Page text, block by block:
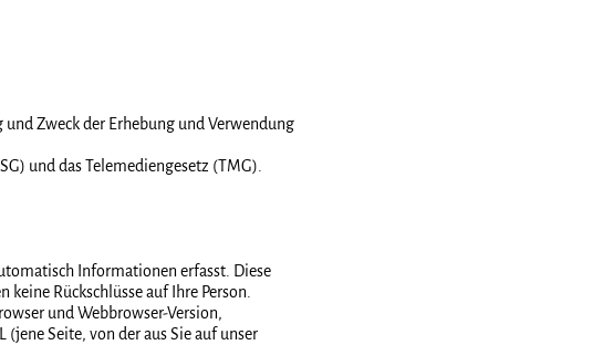
Zweck der Erhebung und Verwendung
und das Telemediengesetz (TMG).
Informationen erfasst. Diese
Rückschlüsse auf Ihre Person.
und Webbrowser-Version,
Seite, von der aus Sie auf unser